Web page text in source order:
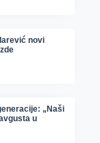
novi
„Naši
u